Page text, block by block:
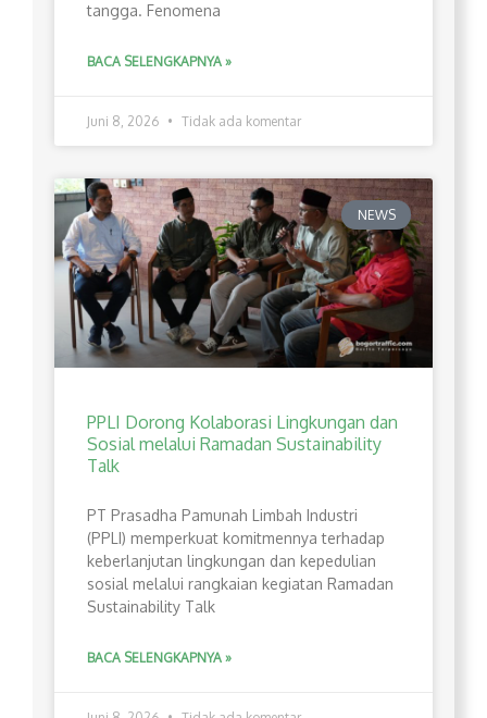
tangga. Fenomena
BACA SELENGKAPNYA »
Juni 8, 2026 Tidak ada komentar
NEWS
PPLI Dorong Kolaborasi Lingkungan dan
Sosial melalui Ramadan Sustainability
Talk
PT Prasadha Pamunah Limbah Industri
(PPLI) memperkuat komitmennya terhadap
keberlanjutan lingkungan dan kepedulian
sosial melalui rangkaian kegiatan Ramadan
Sustainability Talk
BACA SELENGKAPNYA »